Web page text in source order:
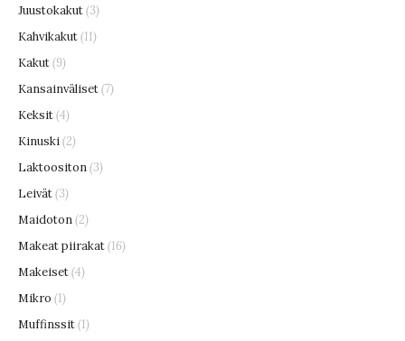
Juustokakut(3)
Kahvikakut(11)
Kakut(9)
Kansainväliset(7)
Keksit(4)
Kinuski(2)
Laktoositon(3)
Leivät(3)
Maidoton(2)
Makeat piirakat(16)
Makeiset(4)
Mikro (1)
Muffinssit(1)